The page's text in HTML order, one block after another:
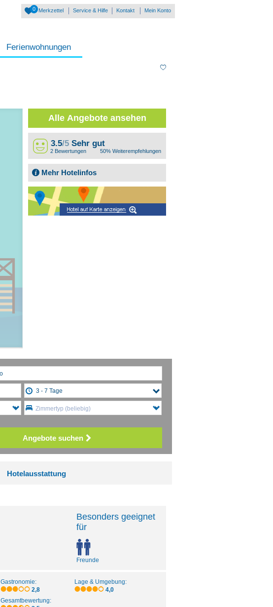
Ferienwohnungen
0 Merkzettel Service & Hilfe Kontakt Mein Konto
Alle Angebote ansehen
3.5/5 Sehr gut
2 Bewertungen 50% Weiterempfehlungen
Mehr Hotelinfos
Zimmertyp (beliebig)
Angebote suchen
Hotelausstattung
Besonders geeignet
für
Freunde
Gastronomie:
2,8
Lage & Umgebung:
4,0
Gesamtbewertung: